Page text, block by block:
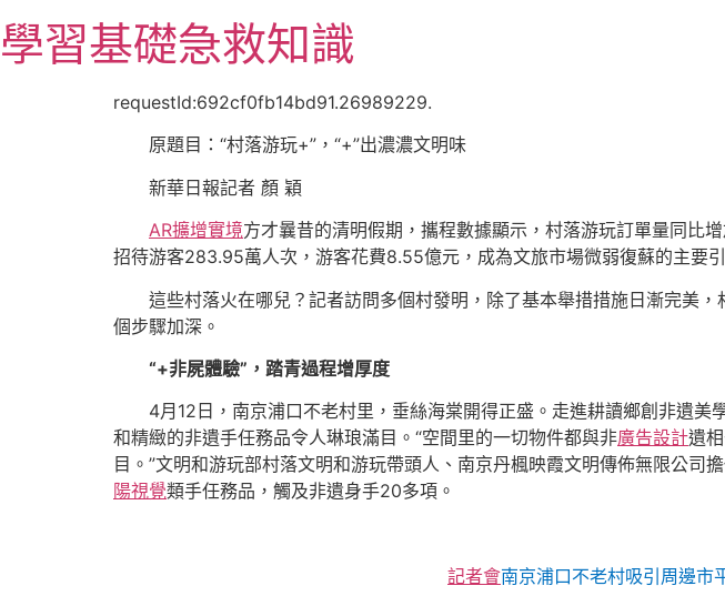
至
主
學習基礎急救知識
requestId:692cf0fb14bd91.26989229.
原題目：“村落游玩+”，“+”出濃濃文明味
新華日報記者 顏 穎
AR擴增實境方才曩昔的清明假期，攜程數據顯示，村落游玩訂單量同比
招待游客283.95萬人次，游客花費8.55億元，成為文旅市場微弱復蘇的主要引
這些村落火在哪兒？記者訪問多個村發明，除了基本舉措措施日漸完美
個步驟加深。
“+非屍體驗”，踏青過程增厚度
4月12日，南京浦口不老村里，垂絲海棠開得正盛。走進耕讀鄉創非遺
和精緻的非遺手任務品令人琳琅滿目。“空間里的一切物件都與非廣告設計遺
目。”文明和游玩部村落文明和游玩帶頭人、南京丹楓映霞文明傳佈無限公司
陽視覺類手任務品，觸及非遺身手20多項。
記者會南京浦口不老村吸引周邊市